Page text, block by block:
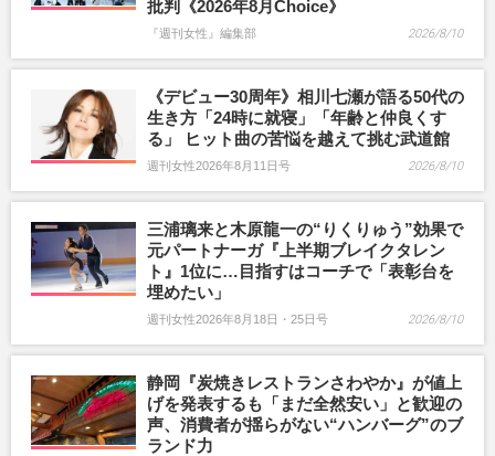
批判《2026年8月Choice》
『週刊女性』編集部 2026/8/10
《デビュー30周年》相川七瀬が語る50代の
生き方「24時に就寝」「年齢と仲良くす
る」 ヒット曲の苦悩を越えて挑む武道館
週刊女性2026年8月11日号 2026/8/10
三浦璃来と木原龍一の“りくりゅう”効果で
元パートナーガ『上半期ブレイクタレン
ト』1位に…目指すはコーチで「表彰台を
埋めたい」
週刊女性2026年8月18日・25日号 2026/8/10
静岡『炭焼きレストランさわやか』が値上
げを発表するも「まだ全然安い」と歓迎の
声、消費者が揺らがない“ハンバーグ”のブ
ランド力